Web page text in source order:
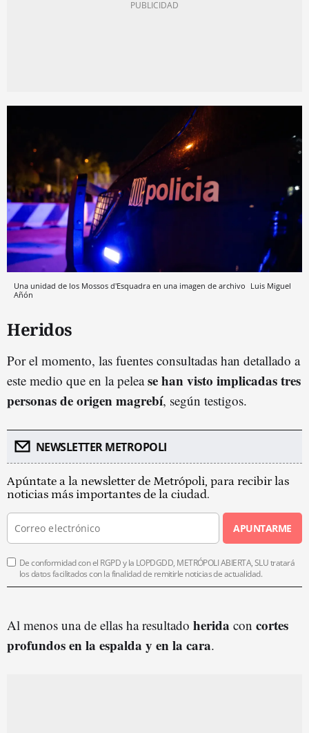
Una unidad de los Mossos d'Esquadra en una imagen de archivo Luis Miguel
Añón
Heridos
Por el momento, las fuentes consultadas han detallado a
este medio que en la pelease han visto implicadas tres
personas de origen magrebí, según testigos.
NEWSLETTER METROPOLI
Apúntate a la newsletter de Metrópoli, para recibir las
noticias más importantes de la ciudad.
APUNTARME
De conformidad con el RGPD y la LOPDGDD, METRÓPOLI ABIERTA, SLU tratará
los datos facilitados con la finalidad de remitirle noticias de actualidad.
Al menos una de ellas ha resultado herida con cortes
profundos en la espalda y en la cara.